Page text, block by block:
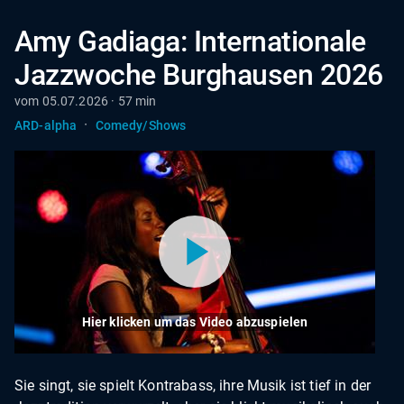
Amy Gadiaga: Internationale
Jazzwoche Burghausen 2026
vom 05.07.2026 · 57 min
ARD-alpha
· Comedy/Shows
Hier klicken um das Video abzuspielen
Sie singt, sie spielt Kontrabass, ihre Musik ist tief in der